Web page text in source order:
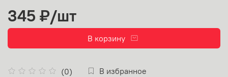
(0)
В избранное
345 ₽/шт
В корзину